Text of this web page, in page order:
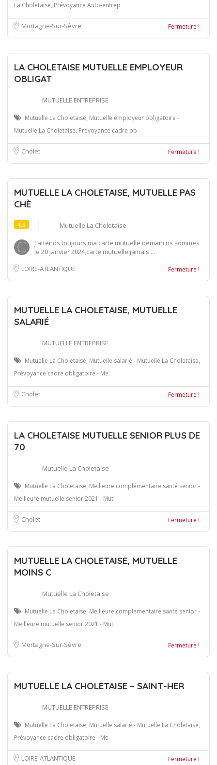
La Choletaise, Prévoyance Auto-entrep
Mortagne-Sur-Sèvre Fermeture !
LA CHOLETAISE MUTUELLE EMPLOYEUR
OBLIGAT
MUTUELLE ENTREPRISE
Mutuelle La Choletaise, Mutuelle employeur obligatoire -
Mutuelle La Choletaise, Prévoyance cadre ob
Cholet Fermeture !
MUTUELLE LA CHOLETAISE, MUTUELLE PAS
CHÈ
1.3
Mutuelle La Choletaise
J attends toujours ma carte mutuelle demain ns sommes
le 20 janvier 2024,carte mutuelle jamais ...
LOIRE-ATLANTIQUE
Fermeture !
MUTUELLE LA CHOLETAISE, MUTUELLE
SALARIÉ
MUTUELLE ENTREPRISE
Mutuelle La Choletaise, Mutuelle salarié - Mutuelle La Choletaise,
Prévoyance cadre obligatoire - Me
Cholet Fermeture !
LA CHOLETAISE MUTUELLE SENIOR PLUS DE
70
Mutuelle La Choletaise
Mutuelle La Choletaise, Meilleure complémentaire santé senior -
Meilleure mutuelle senior 2021 - Mut
Cholet Fermeture !
MUTUELLE LA CHOLETAISE, MUTUELLE
MOINS C
Mutuelle La Choletaise
Mutuelle La Choletaise, Meilleure complémentaire santé senior -
Meilleure mutuelle senior 2021 - Mut
Mortagne-Sur-Sèvre Fermeture !
MUTUELLE LA CHOLETAISE – SAINT-HER
MUTUELLE ENTREPRISE
Mutuelle La Choletaise, Mutuelle salarié - Mutuelle La Choletaise,
Prévoyance cadre obligatoire - Me
LOIRE-ATLANTIQUE Fermeture !